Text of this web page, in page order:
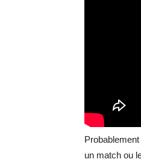
un match ou